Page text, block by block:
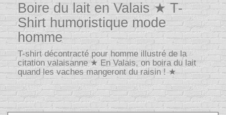
Boire du lait en Valais ★ T-
Shirt humoristique mode
homme
T-shirt décontracté pour homme illustré de la
citation valaisanne ★ En Valais, on boira du lait
quand les vaches mangeront du raisin ! ★